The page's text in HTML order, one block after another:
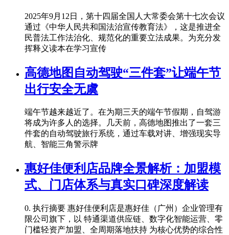
2025年9月12日，第十四届全国人大常委会第十七次会议
通过《中华人民共和国法治宣传教育法》，这是推进全
民普法工作法治化、规范化的重要立法成果。为充分发
挥释义读本在学习宣传
高德地图自动驾驶“三件套”让端午节
出行安全无虞
端午节越来越近了。在为期三天的端午节假期，自驾游
将成为许多人的选择。几天前，高德地图推出了一套三
件套的自动驾驶旅行系统，通过车载对讲、增强现实导
航、智能三角警示牌
惠好佳便利店品牌全景解析：加盟模
式、门店体系与真实口碑深度解读
0. 执行摘要 惠好佳便利店是惠好佳（广州）企业管理有
限公司旗下，以 特通渠道供应链、数字化智能运营、零
门槛轻资产加盟、全周期落地扶持 为核心优势的综合性